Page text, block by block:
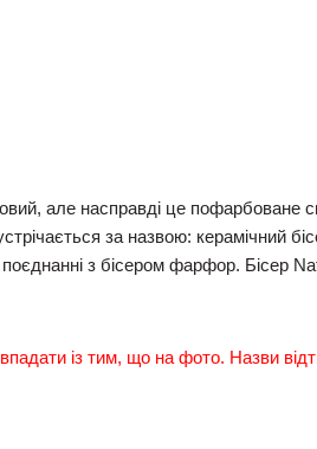
але насправді це пофарбоване
за назвою: керамічний
з бісером фарфор. Бісер
із тим, що на фото. Назви